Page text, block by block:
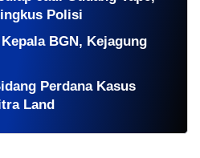
Polisi
BGN, Kejagung
Perdana Kasus
Land